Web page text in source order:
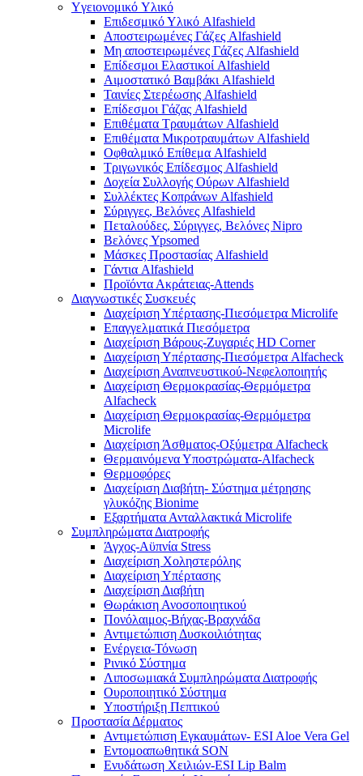
Yγειονομικό Yλικό
Επιδεσμικό Υλικό Alfashield
Αποστειρωμένες Γάζες Alfashield
Μη αποστειρωμένες Γάζες Alfashield
Επίδεσμοι Ελαστικοί Alfashield
Αιμοστατικό Βαμβάκι Alfashield
Ταινίες Στερέωσης Alfashield
Επίδεσμοι Γάζας Alfashield
Επιθέματα Τραυμάτων Alfashield
Επιθέματα Μικροτραυμάτων Alfashield
Οφθαλμικό Eπίθεμα Alfashield
Τριγωνικός Επίδεσμος Alfashield
Δοχεία Συλλογής Ούρων Alfashield
Συλλέκτες Κοπράνων Alfashield
Σύριγγες, Βελόνες Alfashield
Πεταλούδες, Σύριγγες, Βελόνες Nipro
Βελόνες Ypsomed
Μάσκες Προστασίας Alfashield
Γάντια Alfashield
Προϊόντα Ακράτειας-Attends
Διαγνωστικές Συσκευές
Διαχείριση Υπέρτασης-Πιεσόμετρα Microlife
Επαγγελματικά Πιεσόμετρα
Διαχείριση Βάρους-Ζυγαριές HD Corner
Διαχείριση Υπέρτασης-Πιεσόμετρα Alfacheck
Διαχείριση Αναπνευστικού-Νεφελοποιητής
Διαχείριση Θερμοκρασίας-Θερμόμετρα
Alfacheck
Διαχείριση Θερμοκρασίας-Θερμόμετρα
Microlife
Διαχείριση Άσθματος-Οξύμετρα Alfacheck
Θερμαινόμενα Υποστρώματα-Alfacheck
Θερμοφόρες
Διαχείριση Διαβήτη- Σύστημα μέτρησης
γλυκόζης Bionime
Εξαρτήματα Ανταλλακτικά Microlife
Συμπληρώματα Διατροφής
Άγχος-Αϋπνία Stress
Διαχείριση Χοληστερόλης
Διαχείριση Υπέρτασης
Διαχείριση Διαβήτη
Θωράκιση Ανοσοποιητικού
Πονόλαιμος-Βήχας-Βραχνάδα
Αντιμετώπιση Δυσκοιλιότητας
Eνέργεια-Τόνωση
Ρινικό Σύστημα
Λιποσωμιακά Συμπληρώματα Διατροφής
Ουροποιητικό Σύστημα
Υποστήριξη Πεπτικού
Προστασία Δέρματος
Αντιμετώπιση Εγκαυμάτων- ESI Aloe Vera Gel
Εντομοαπωθητικά SON
Ενυδάτωση Χειλιών-ESI Lip Balm